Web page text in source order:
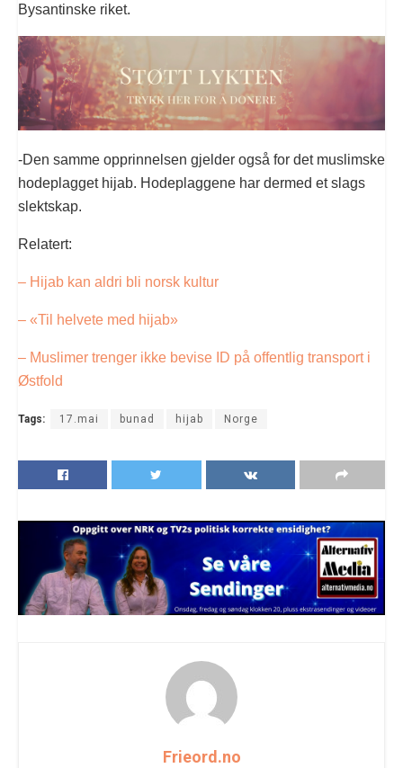
Bysantinske riket.
-Den samme opprinnelsen gjelder også for det muslimske
hodeplagget hijab. Hodeplaggene har dermed et slags
slektskap.
Relatert:
– Hijab kan aldri bli norsk kultur
– «Til helvete med hijab»
– Muslimer trenger ikke bevise ID på offentlig transport i
Østfold
Tags: 17.mai bunad hijab Norge
Frieord.no